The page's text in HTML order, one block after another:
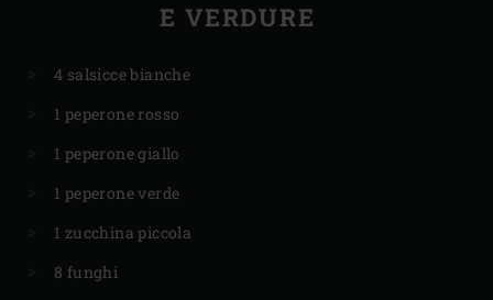
E VERDURE
4 salsicce bianche
1 peperone rosso
1 peperone giallo
1 peperone verde
1 zucchina piccola
8 funghi